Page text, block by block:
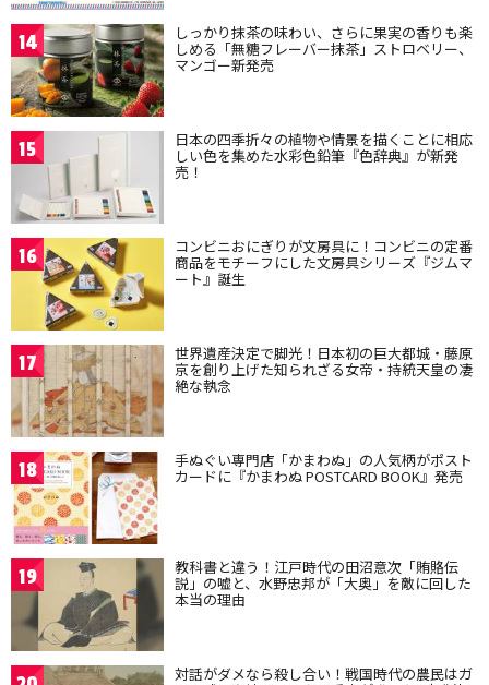
14 しっかり抹茶の味わい、さらに果実の香りも楽
しめる「無糖フレーバー抹茶」ストロベリー、
マンゴー新発売
15 日本の四季折々の植物や情景を描くことに相応
しい色を集めた水彩色鉛筆『色辞典』が新発
売！
16 コンビニおにぎりが文房具に！コンビニの定番
商品をモチーフにした文房具シリーズ『ジムマ
ート』誕生
17 世界遺産決定で脚光！日本初の巨大都城・藤原
京を創り上げた知られざる女帝・持統天皇の凄
絶な執念
18 手ぬぐい専門店「かまわぬ」の人気柄がポスト
カードに『かまわぬ POSTCARD BOOK』発売
19 教科書と違う！江戸時代の田沼意次「賄賂伝
説」の嘘と、水野忠邦が「大奥」を敵に回した
本当の理由
対話がダメなら殺し合い！戦国時代の農民はガ